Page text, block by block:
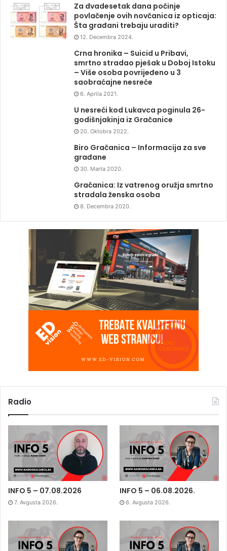
Za dvadesetak dana počinje
povlačenje ovih novčanica iz opticaja:
Šta građani trebaju uraditi?
12. Decembra 2024.
Crna hronika – Suicid u Pribavi,
smrtno stradao pješak u Doboj Istoku
– Više osoba povrijeđeno u 3
saobraćajne nesreće
6. Aprila 2021.
U nesreći kod Lukavca poginula 26-
godišnjakinja iz Gračanice
20. Oktobra 2022.
Biro Gračanica – Informacija za sve
građane
30. Marta 2020.
Gračanica: Iz vatrenog oružja smrtno
stradala ženska osoba
8. Decembra 2020.
Radio
INFO 5 – 07.08.2026
7. Avgusta 2026.
INFO 5 – 06.08.2026.
6. Avgusta 2026.